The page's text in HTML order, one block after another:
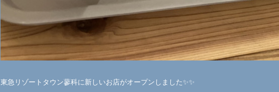
東急リゾートタウン蓼科に新しいお店がオープンしました✨✨